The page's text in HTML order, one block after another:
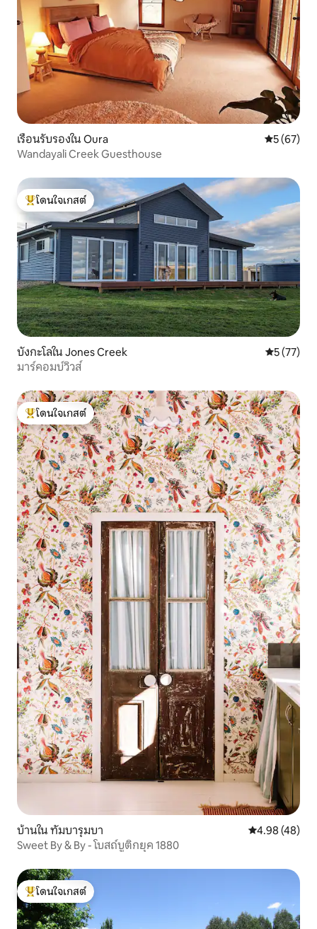
เรือนรับรองใน Oura คะแนนเฉลี่
5 (67)
Wandayali Creek Guesthouse
โดนใจเกสต์ที่สุด
โดนใจเกสต์
บังกะโลใน Jones Creek คะแนนเฉลี่
5 (77)
มาร์คอมบ์วิวส์
โดนใจเกสต์ที่สุด
โดนใจเกสต์
บ้านใน ทัมบารุมบา คะแนนเฉลี่ย
4.98 (48)
Sweet By & By - โบสถ์บูติกยุค 1880
โดนใจเกสต์ที่สุด
โดนใจเกสต์